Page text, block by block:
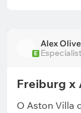
E
Alex
Freiburg x
O Aston Villa